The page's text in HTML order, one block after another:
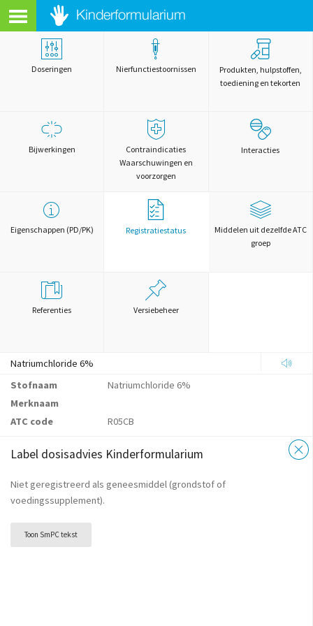
Doseringen Nierfunctiestoornissen
Produkten, hulpstoffen,
toediening en tekorten
Bijwerkingen
Contraindicaties
Waarschuwingen en
voorzorgen
Interacties
Eigenschappen (PD/PK) Registratiestatus
Middelen uit dezelfde ATC
groep
Referenties Versiebeheer
Natriumchloride 6%
Stofnaam
Natriumchloride 6%
Merknaam
ATC code
R05CB
Label dosisadvies Kinderformularium
Niet geregistreerd als geneesmiddel (grondstof of
voedingssupplement).
Toon SmPC tekst